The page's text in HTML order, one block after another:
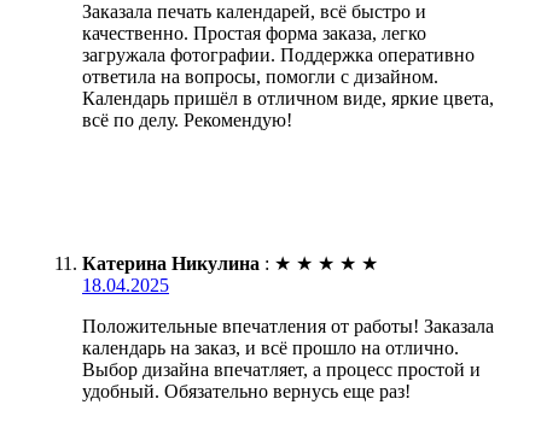
Заказала печать календарей, всё быстро и
качественно. Простая форма заказа, легко
загружала фотографии. Поддержка оперативно
ответила на вопросы, помогли с дизайном.
Календарь пришёл в отличном виде, яркие цвета,
всё по делу. Рекомендую!
Катерина Никулина : ★ ★ ★ ★ ★
18.04.2025
Положительные впечатления от работы! Заказала
календарь на заказ, и всё прошло на отлично.
Выбор дизайна впечатляет, а процесс простой и
удобный. Обязательно вернусь еще раз!